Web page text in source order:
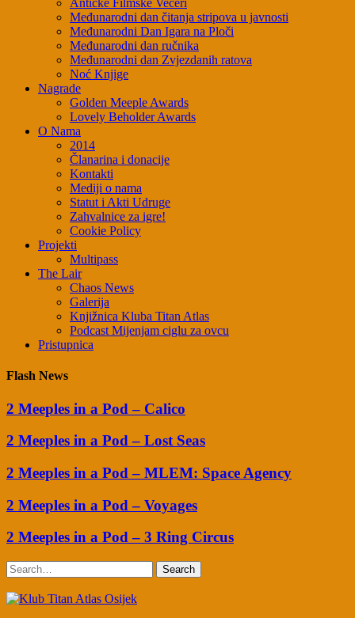
Antičke Filmske Večeri
Međunarodni dan čitanja stripova u javnosti
Međunarodni Dan Igara na Ploči
Međunarodni dan ručnika
Međunarodni dan Zvjezdanih ratova
Noć Knjige
Nagrade
Golden Meeple Awards
Lovely Beholder Awards
O Nama
2014
Članarina i donacije
Kontakti
Mediji o nama
Statut i Akti Udruge
Zahvalnice za igre!
Cookie Policy
Projekti
Multipass
The Lair
Chaos News
Galerija
Knjižnica Kluba Titan Atlas
Podcast Mijenjam ciglu za ovcu
Pristupnica
Flash News
2 Meeples in a Pod – Calico
2 Meeples in a Pod – Lost Seas
2 Meeples in a Pod – MLEM: Space Agency
2 Meeples in a Pod – Voyages
2 Meeples in a Pod – 3 Ring Circus
Search